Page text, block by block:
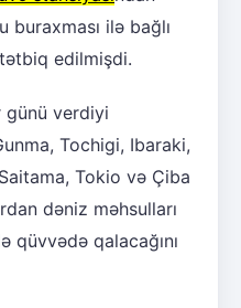
ilə bağlı
edilmişdi.
günü verdiyi
Tochigi, Ibaraki,
Tokio və Çiba
dəniz məhsulları
qüvvədə qalacağını